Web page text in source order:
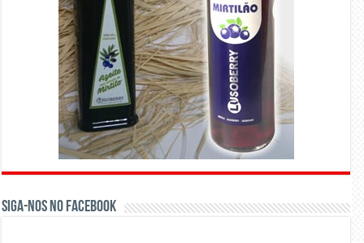
Siga-nos no Facebook